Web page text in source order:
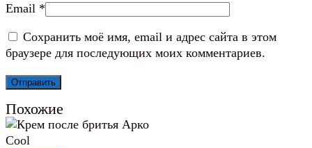
Email *
Сохранить моё имя, email и адрес сайта в этом
браузере для последующих моих комментариев.
Похожие